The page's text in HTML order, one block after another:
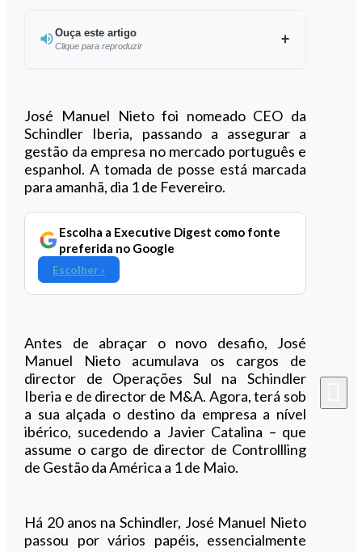
Ouça este artigo
Clique para reproduzir
José Manuel Nieto foi nomeado CEO da
Schindler Iberia, passando a assegurar a
gestão da empresa no mercado português e
espanhol. A tomada de posse está marcada
para amanhã, dia 1 de Fevereiro.
Escolha a Executive Digest como fonte
preferida no Google
Escolher ›
Antes de abraçar o novo desafio, José
Manuel Nieto acumulava os cargos de
director de Operações Sul na Schindler
Iberia e de director de M&A. Agora, terá sob
a sua alçada o destino da empresa a nível
ibérico, sucedendo a Javier Catalina – que
assume o cargo de director de Controllling
de Gestão da América a 1 de Maio.
Há 20 anos na Schindler, José Manuel Nieto
passou por vários papéis, essencialmente